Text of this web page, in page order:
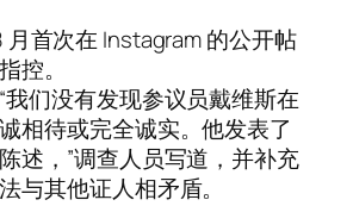
月首次在 Instagram 的公开帖
控。
我们没有发现参议员戴维斯在
相待或完全诚实。他发表了
述，”调查人员写道，并补充
与其他证人相矛盾。